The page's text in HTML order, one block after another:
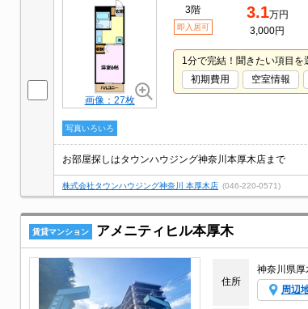
画像：27枚
3階
即入居可
3.1万円
3,000円
1分で完結！聞きたい項目を
初期費用
空室情報
写真いろいろ
お部屋探しはタウンハウジング神奈川本厚木店まで
株式会社タウンハウジング神奈川 本厚木店 (046-220-0571)
賃貸マンション アメニティヒル本厚木
住所
神奈川県厚
周辺